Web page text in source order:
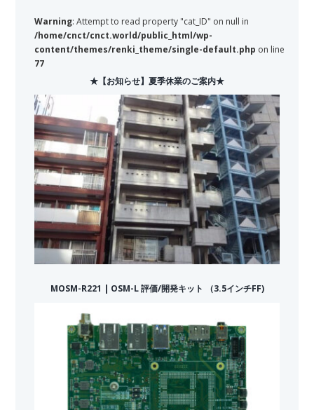
Warning: Attempt to read property "cat_ID" on null in
/home/cnct/cnct.world/public_html/wp-
content/themes/renki_theme/single-default.php on line
77
★【お知らせ】夏季休業のご案内★
MOSM-R221 | OSM-L 評価/開発キット （3.5インチFF)